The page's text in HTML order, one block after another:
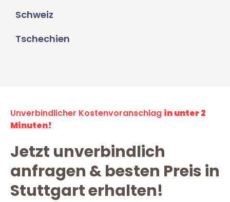
Schweiz
Tschechien
Unverbindlicher Kostenvoranschlag in unter 2
Minuten!
Jetzt unverbindlich
anfragen & besten Preis in
Stuttgart erhalten!